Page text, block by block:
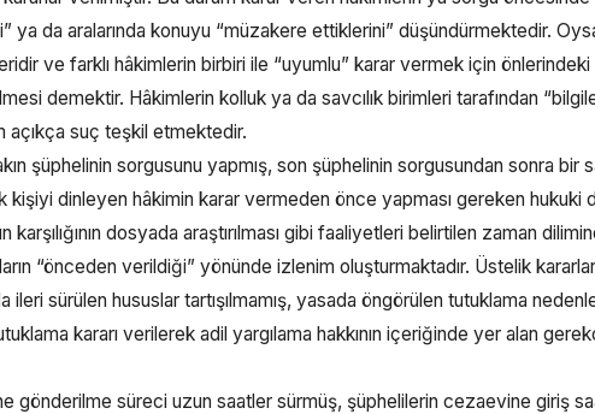
ya da aralarında konuyu “müzakere ettiklerini” düşündürmektedir.
ve farklı hâkimlerin birbiri ile “uyumlu” karar vermek için
demektir. Hâkimlerin kolluk ya da savcılık birimleri tarafından
açıkça suç teşkil etmektedir.
şüphelinin sorgusunu yapmış, son şüphelinin sorgusundan sonra bir
kişiyi dinleyen hâkimin karar vermeden önce yapması gereken
karşılığının dosyada araştırılması gibi faaliyetleri belirtilen zaman
“önceden verildiği” yönünde izlenim oluşturmaktadır. Üstelik
ileri sürülen hususlar tartışılmamış, yasada öngörülen tutuklama
kararı verilerek adil yargılama hakkının içeriğinde yer alan
gönderilme süreci uzun saatler sürmüş, şüphelilerin cezaevine giriş